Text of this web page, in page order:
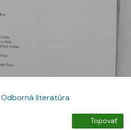
Odborná literatúra
Topovať